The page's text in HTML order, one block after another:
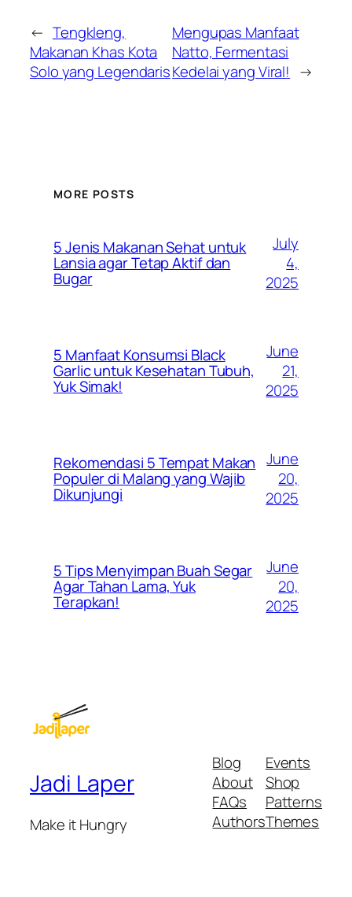
← Tengkleng,
Makanan Khas Kota
Solo yang Legendaris
Mengupas Manfaat
Natto, Fermentasi
Kedelai yang Viral! →
MORE POSTS
5 Jenis Makanan Sehat untuk
Lansia agar Tetap Aktif dan
Bugar
July
4,
2025
5 Manfaat Konsumsi Black
Garlic untuk Kesehatan Tubuh,
Yuk Simak!
June
21,
2025
Rekomendasi 5 Tempat Makan
Populer di Malang yang Wajib
Dikunjungi
June
20,
2025
5 Tips Menyimpan Buah Segar
Agar Tahan Lama, Yuk
Terapkan!
June
20,
2025
Jadi Laper
Make it Hungry
Blog
About
FAQs
Authors
Events
Shop
Patterns
Themes